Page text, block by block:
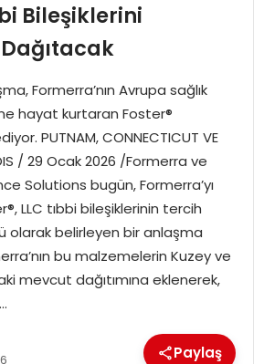
Bileşiklerini
Formerra’nın Avrupa sağlık
hayat kurtaran Foster®
PUTNAM, CONNECTICUT VE
/ 29 Ocak 2026 /Formerra ve
Solutions bugün, Formerra’yı
LLC tıbbi bileşiklerinin tercih
olarak belirleyen bir anlaşma
bu malzemelerin Kuzey ve
mevcut dağıtımına eklenerek,
Paylaş